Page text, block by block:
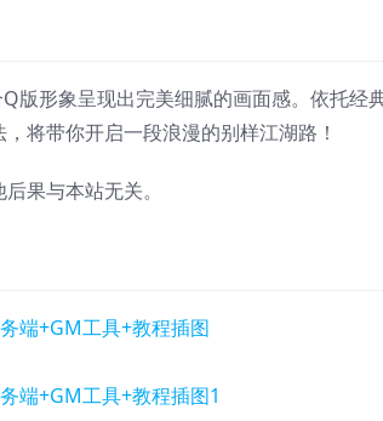
版形象呈现出完美细腻的画面感。依托经
将带你开启一段浪漫的别样江湖路！
果与本站无关。